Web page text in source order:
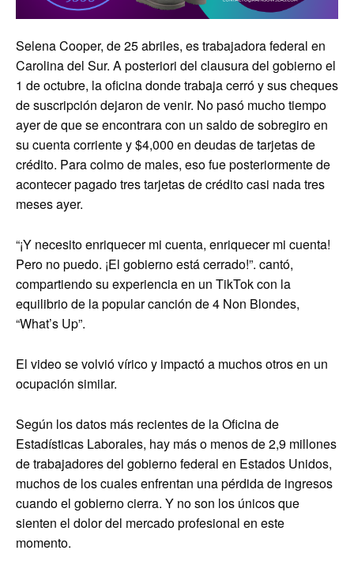
Selena Cooper, de 25 abriles, es trabajadora federal en
Carolina del Sur. A posteriori del clausura del gobierno el
1 de octubre, la oficina donde trabaja cerró y sus cheques
de suscripción dejaron de venir. No pasó mucho tiempo
ayer de que se encontrara con un saldo de sobregiro en
su cuenta corriente y $4,000 en deudas de tarjetas de
crédito. Para colmo de males, eso fue posteriormente de
acontecer pagado tres tarjetas de crédito casi nada tres
meses ayer.
“¡Y necesito enriquecer mi cuenta, enriquecer mi cuenta!
Pero no puedo. ¡El gobierno está cerrado!”. cantó,
compartiendo su experiencia en un TikTok con la
equilibrio de la popular canción de 4 Non Blondes,
“What’s Up”.
El video se volvió vírico y impactó a muchos otros en un
ocupación similar.
Según los datos más recientes de la Oficina de
Estadísticas Laborales, hay más o menos de 2,9 millones
de trabajadores del gobierno federal en Estados Unidos,
muchos de los cuales enfrentan una pérdida de ingresos
cuando el gobierno cierra. Y no son los únicos que
sienten el dolor del mercado profesional en este
momento.